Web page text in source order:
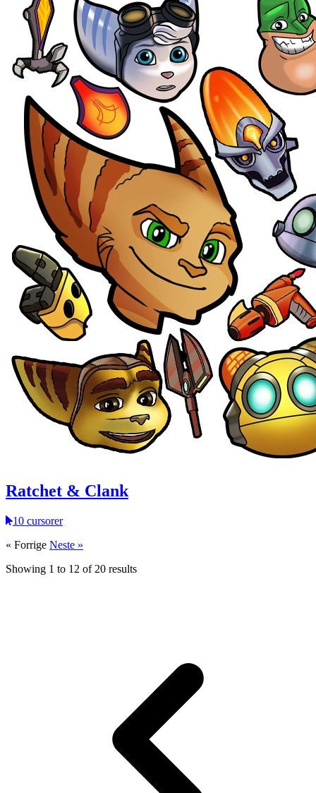
Ratchet & Clank
10 cursorer
« Forrige Neste »
Showing 1 to 12 of 20 results